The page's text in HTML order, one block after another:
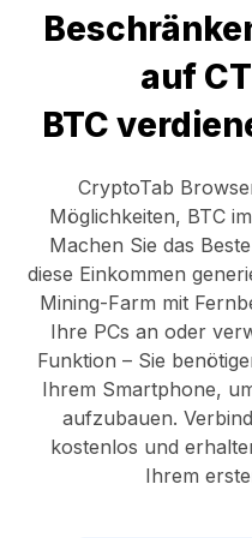
auf
BTC
CryptoTab
Möglichkeiten, BTC
Machen Sie das
diese Einkommen
Mining-Farm mit
Ihre PCs an oder
Funktion – Sie
Ihrem Smartphone,
aufzubauen.
kostenlos und
Ihrem